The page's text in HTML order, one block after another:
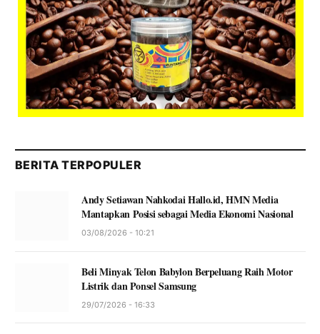
BERITA TERPOPULER
Andy Setiawan Nahkodai Hallo.id, HMN Media
Mantapkan Posisi sebagai Media Ekonomi Nasional
03/08/2026 - 10:21
Beli Minyak Telon Babylon Berpeluang Raih Motor
Listrik dan Ponsel Samsung
29/07/2026 - 16:33